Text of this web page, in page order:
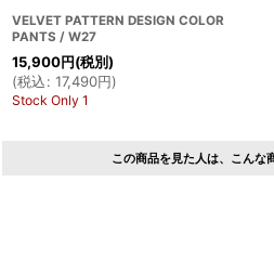
VELVET PATTERN DESIGN COLOR
PANTS / W27
15,900円(税別)
(税込: 17,490円)
Stock Only 1
この商品を見た人は、こんな